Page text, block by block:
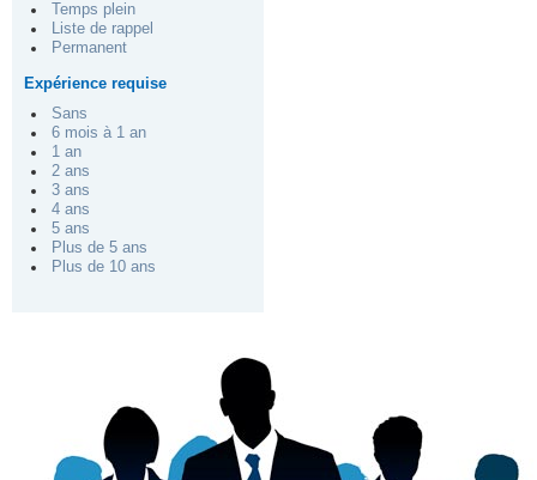
Temps plein
Liste de rappel
Permanent
Expérience requise
Sans
6 mois à 1 an
1 an
2 ans
3 ans
4 ans
5 ans
Plus de 5 ans
Plus de 10 ans